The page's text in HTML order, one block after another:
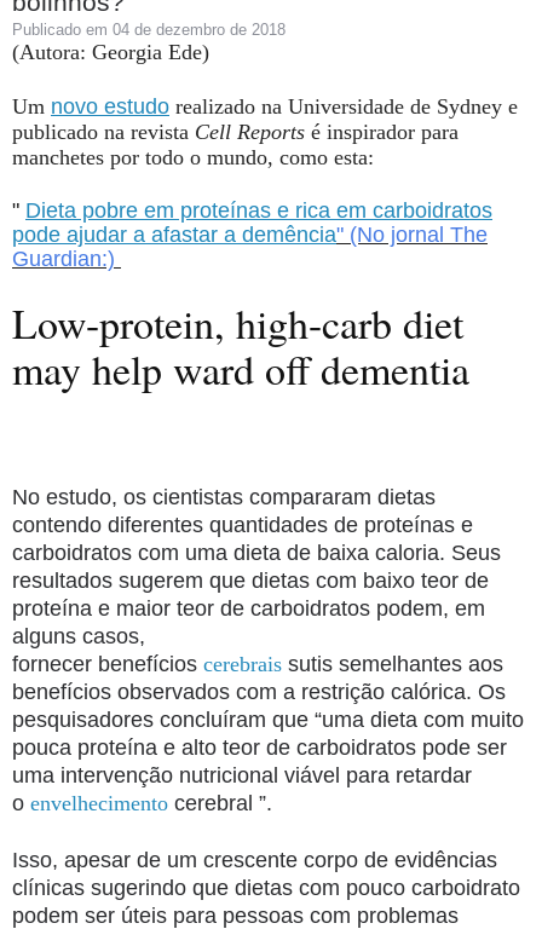
Publicado em 04 de dezembro de 2018
(Autora: Georgia Ede)
Um novo estudo realizado na Universidade de Sydney e
publicado na revista Cell Reports é inspirador para
manchetes por todo o mundo, como esta:
" Dieta pobre em proteínas e rica em carboidratos
pode ajudar a afastar a demência" (No jornal The
Guardian:)
Low-protein, high-carb diet
may help ward off dementia
No estudo, os cientistas compararam dietas
contendo diferentes quantidades de proteínas e
carboidratos com uma dieta de baixa caloria. Seus
resultados sugerem que dietas com baixo teor de
proteína e maior teor de carboidratos podem, em
alguns casos,
fornecer benefícios cerebrais sutis semelhantes aos
benefícios observados com a restrição calórica. Os
pesquisadores concluíram que “uma dieta com muito
pouca proteína e alto teor de carboidratos pode ser
uma intervenção nutricional viável para retardar
o envelhecimento cerebral ”.
Isso, apesar de um crescente corpo de evidências
clínicas sugerindo que dietas com pouco carboidrato
podem ser úteis para pessoas com problemas